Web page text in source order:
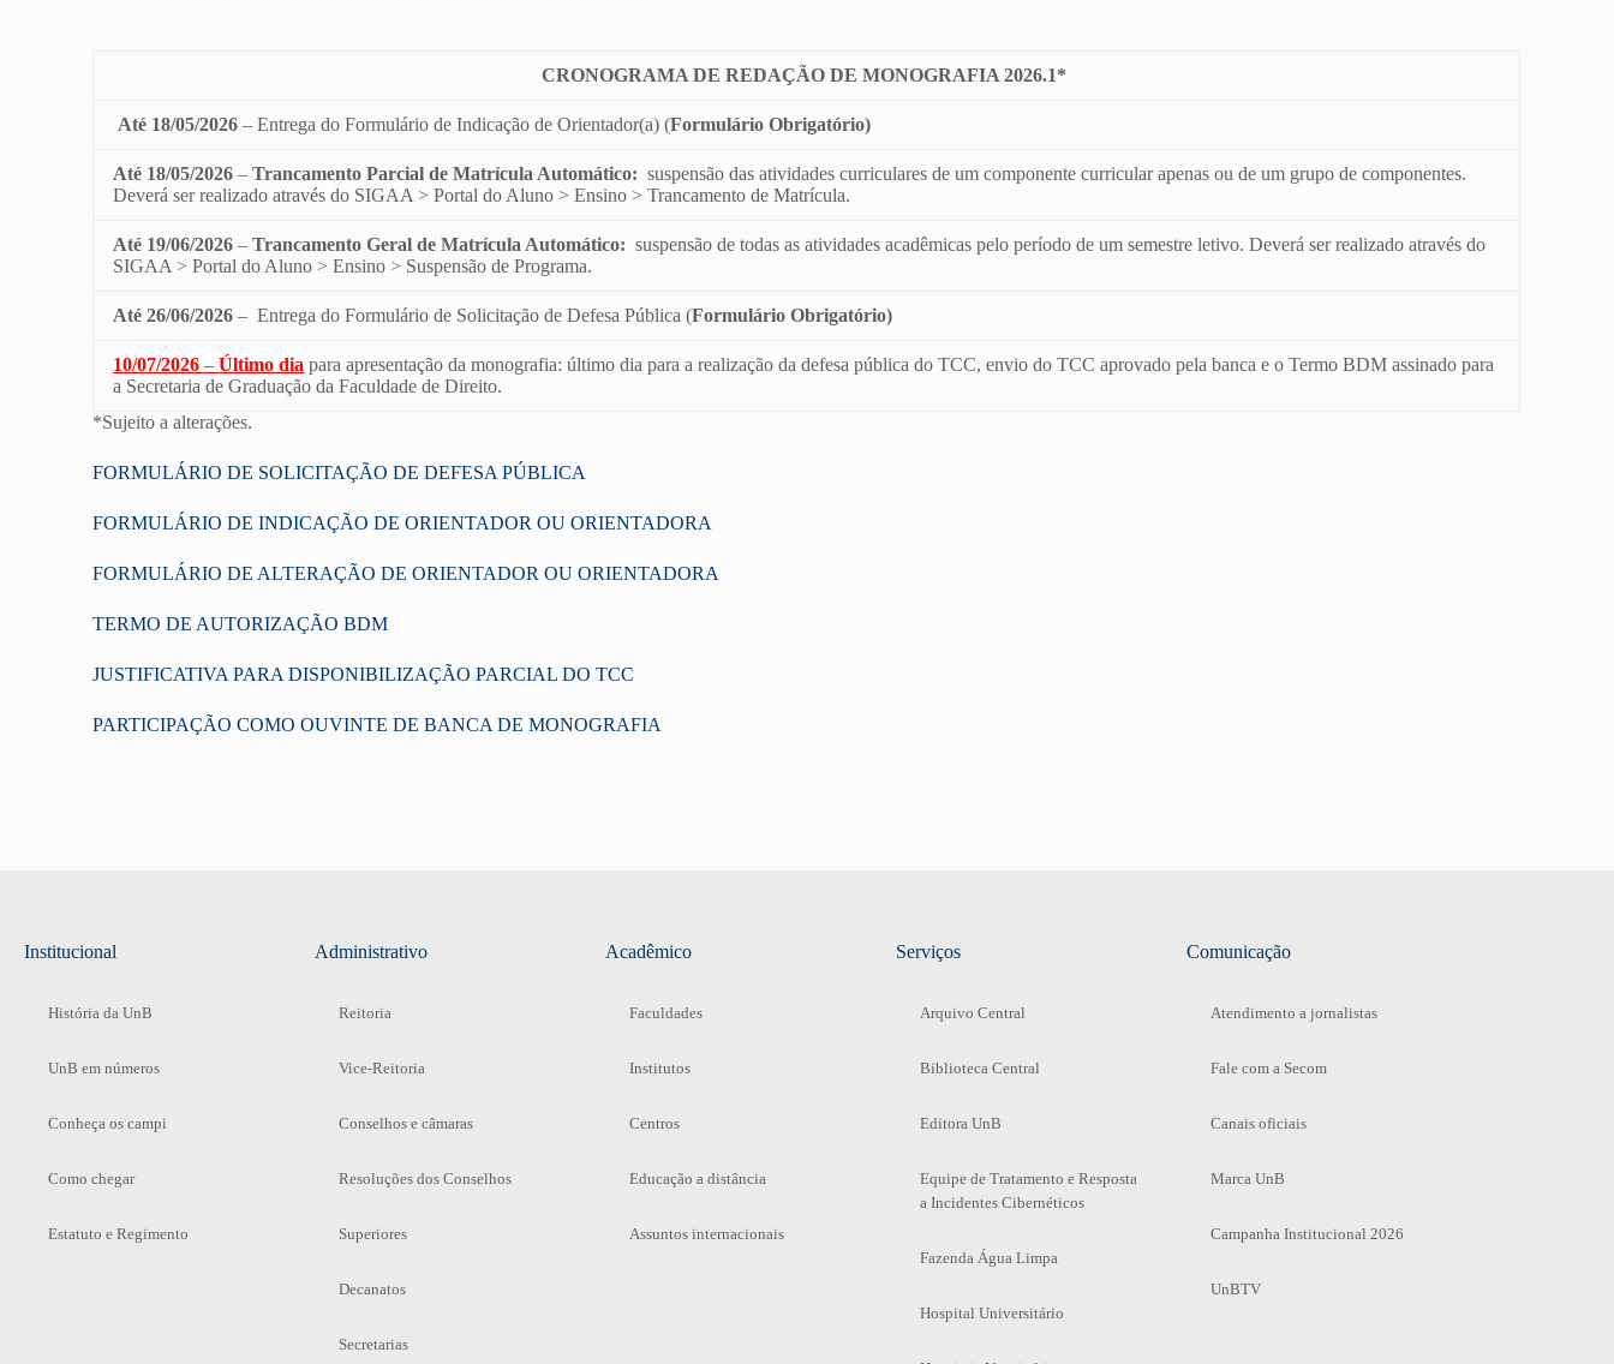
CRONOGRAMA DE REDAÇÃO DE MONOGRAFIA 2026.1*
Até 18/05/2026 – Entrega do Formulário de Indicação de Orientador(a) (Formulário Obrigatório)
Até 18/05/2026–Trancamento Parcial de Matrícula Automático: suspensão das atividades curriculares de um componente curricular apenas ou de um grupo de componentes.
Deverá ser realizado através do SIGAA > Portal do Aluno > Ensino > Trancamento de Matrícula.
Até 19/06/2026 – Trancamento Geral de Matrícula Automático: suspensão de todas as atividades acadêmicas pelo período de um semestre letivo. Deverá ser realizado através do
SIGAA > Portal do Aluno > Ensino > Suspensão de Programa.
Até 26/06/2026 – Entrega do Formulário de Solicitação de Defesa Pública (Formulário Obrigatório)
10/07/2026 –Último dia para apresentação da monografia: último dia para a realização da defesa pública do TCC, envio do TCC aprovado pela banca e o Termo BDM assinado para
a Secretaria de Graduação da Faculdade de Direito.
*Sujeito a alterações.
FORMULÁRIO DE SOLICITAÇÃO DE DEFESA PÚBLICA
FORMULÁRIO DE INDICAÇÃO DE ORIENTADOR OU ORIENTADORA
FORMULÁRIO DE ALTERAÇÃO DE ORIENTADOR OU ORIENTADORA
TERMO DE AUTORIZAÇÃO BDM
JUSTIFICATIVA PARA DISPONIBILIZAÇÃO PARCIAL DO TCC
PARTICIPAÇÃO COMO OUVINTE DE BANCA DE MONOGRAFIA
Institucional
História da UnB
UnB em números
Conheça os campi
Como chegar
Estatuto e Regimento
Administrativo
Reitoria
Vice-Reitoria
Conselhos e câmaras
Resoluções dos Conselhos
Superiores
Decanatos
Secretarias
Acadêmico
Faculdades
Institutos
Centros
Educação a distância
Assuntos internacionais
Serviços
Arquivo Central
Biblioteca Central
Editora UnB
Equipe de Tratamento e Resposta
a Incidentes Cibernéticos
Fazenda Água Limpa
Hospital Universitário
Comunicação
Atendimento a jornalistas
Fale com a Secom
Canais oficiais
Marca UnB
Campanha Institucional 2026
UnBTV